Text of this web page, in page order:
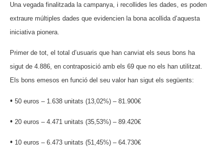
Una vegada finalitzada la campanya, i recollides les dades, es poden
extraure múltiples dades que evidencien la bona acollida d’aquesta
iniciativa pionera.
Primer de tot, el total d’usuaris que han canviat els seus bons ha
sigut de 4.886, en contraposició amb els 69 que no els han utilitzat.
Els bons emesos en funció del seu valor han sigut els següents:
• 50 euros – 1.638 unitats (13,02%) – 81.900€
• 20 euros – 4.471 unitats (35,53%) – 89.420€
• 10 euros – 6.473 unitats (51,45%) – 64.730€